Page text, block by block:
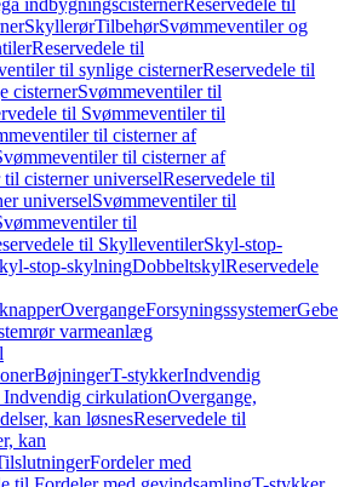
indbygningscisternerReservedele til
SkyllerørTilbehørSvømmeventiler og
Reservedele til
til synlige cisternerReservedele til
cisternerSvømmeventiler til
til Svømmeventiler til
til cisterner af
til cisterner af
cisterner universelReservedele til
universelSvømmeventiler til
til
til SkylleventilerSkyl-stop-
stop-skylningDobbeltskylReservedele
OvergangeForsyningssystemer
varmeanlæg
BøjningerT-stykkerIndvendig
Indvendig cirkulationOvergange,
kan løsnesReservedele til
kan
Fordeler med